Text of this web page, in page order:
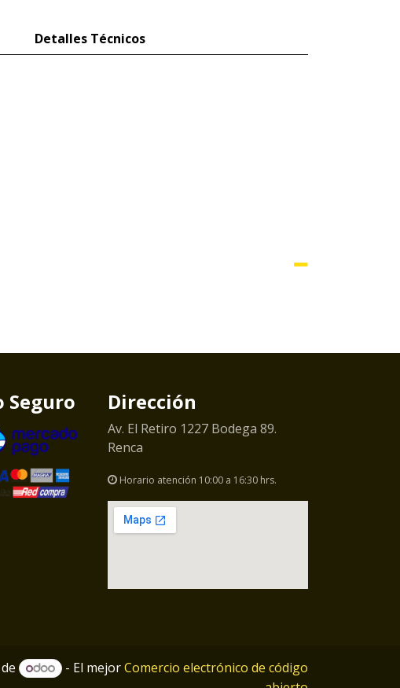
Detalles Técnicos
Seguro Dirección
Av. El Retiro 1227 Bodega 89.
Renca
Horario atención 10:00 a 16:30 hrs.
de - El mejorComercio electrónico de código